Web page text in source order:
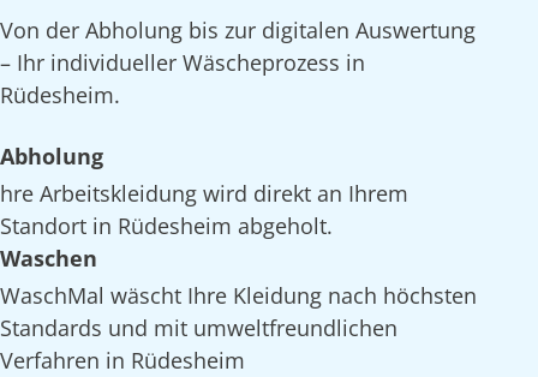
Von der Abholung bis zur digitalen Auswertung
– Ihr individueller Wäscheprozess in
Rüdesheim.
Abholung
hre Arbeitskleidung wird direkt an Ihrem
Standort in Rüdesheim abgeholt.
Waschen
WaschMal wäscht Ihre Kleidung nach höchsten
Standards und mit umweltfreundlichen
Verfahren in Rüdesheim